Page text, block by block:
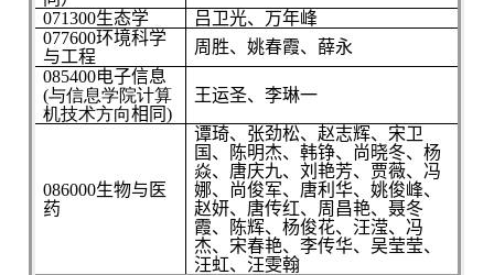
071300生态学
吕卫光、万年峰
077600环境科学
与工程
周胜、姚春霞、薛永
085400电子信息
(与信息学院计算
机技术方向相同)
王运圣、李琳一
086000生物与医
药
谭琦、张劲松、赵志辉、宋卫
国、陈明杰、韩铮、尚晓冬、杨
焱、唐庆九、刘艳芳、贾薇、冯
娜、尚俊军、唐利华、姚俊峰、
赵妍、唐传红、周昌艳、聂冬
霞、陈辉、杨俊花、汪滢、冯
杰、宋春艳、李传华、吴莹莹、
汪虹、汪雯翰